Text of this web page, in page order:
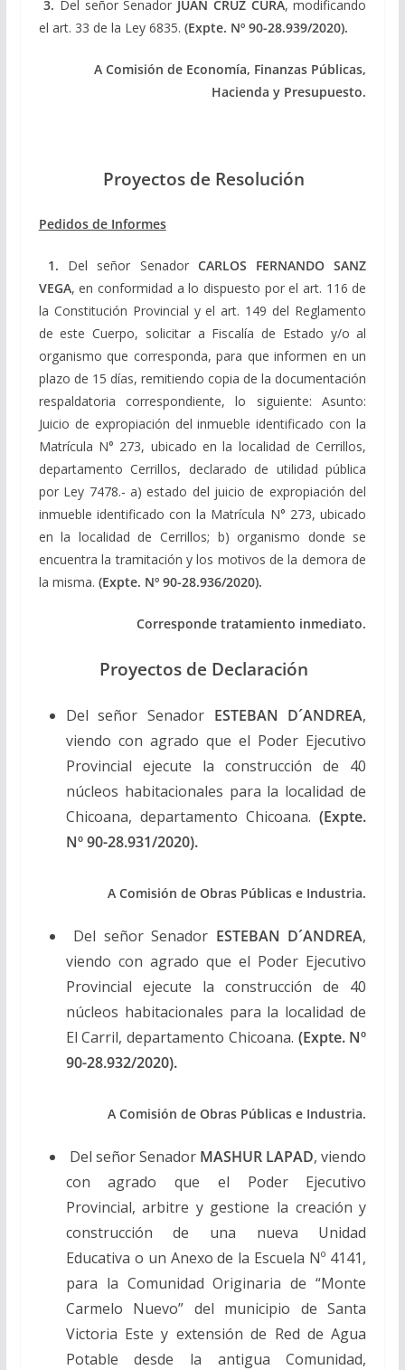
3. Del señor Senador JUAN CRUZ CURA, modificando
el art. 33 de la Ley 6835. (Expte. Nº 90-28.939/2020).
A Comisión de Economía, Finanzas Públicas,
Hacienda y Presupuesto.
Proyectos de Resolución
Pedidos de Informes
1. Del señor Senador CARLOS FERNANDO SANZ
VEGA, en conformidad a lo dispuesto por el art. 116 de
la Constitución Provincial y el art. 149 del Reglamento
de este Cuerpo, solicitar a Fiscalía de Estado y/o al
organismo que corresponda, para que informen en un
plazo de 15 días, remitiendo copia de la documentación
respaldatoria correspondiente, lo siguiente: Asunto:
Juicio de expropiación del inmueble identificado con la
Matrícula N° 273, ubicado en la localidad de Cerrillos,
departamento Cerrillos, declarado de utilidad pública
por Ley 7478.- a) estado del juicio de expropiación del
inmueble identificado con la Matrícula N° 273, ubicado
en la localidad de Cerrillos; b) organismo donde se
encuentra la tramitación y los motivos de la demora de
la misma. (Expte. Nº 90-28.936/2020).
Corresponde tratamiento inmediato.
Proyectos de Declaración
Del señor Senador ESTEBAN D´ANDREA,
viendo con agrado que el Poder Ejecutivo
Provincial ejecute la construcción de 40
núcleos habitacionales para la localidad de
Chicoana, departamento Chicoana. (Expte.
Nº 90-28.931/2020).
A Comisión de Obras Públicas e Industria.
Del señor Senador ESTEBAN D´ANDREA,
viendo con agrado que el Poder Ejecutivo
Provincial ejecute la construcción de 40
núcleos habitacionales para la localidad de
El Carril, departamento Chicoana. (Expte. Nº
90-28.932/2020).
A Comisión de Obras Públicas e Industria.
Del señor Senador MASHUR LAPAD, viendo
con agrado que el Poder Ejecutivo
Provincial, arbitre y gestione la creación y
construcción de una nueva Unidad
Educativa o un Anexo de la Escuela Nº 4141,
para la Comunidad Originaria de “Monte
Carmelo Nuevo” del municipio de Santa
Victoria Este y extensión de Red de Agua
Potable desde la antigua Comunidad,